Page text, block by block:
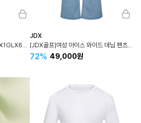
JDX
72% 49,000원